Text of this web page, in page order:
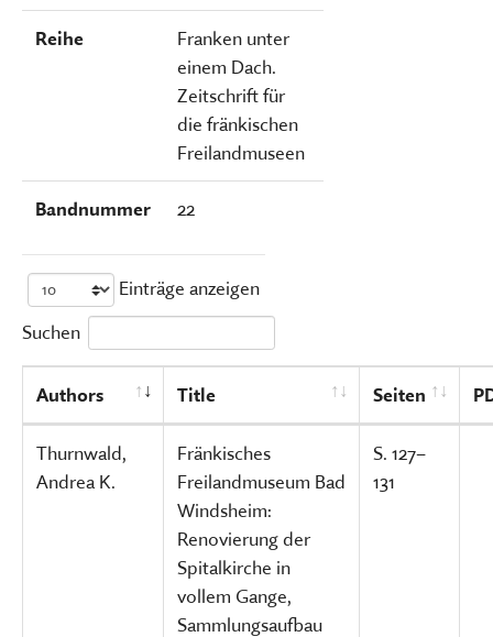
Reihe
Franken unter
einem Dach.
Zeitschrift für
die fränkischen
Freilandmuseen
Bandnummer 22
Einträge anzeigen
Suchen
Authors Title Seiten
Thurnwald,
Andrea K.
Fränkisches
Freilandmuseum Bad
Windsheim:
Renovierung der
Spitalkirche in
vollem Gange,
Sammlungsaufbau
S. 127–
131